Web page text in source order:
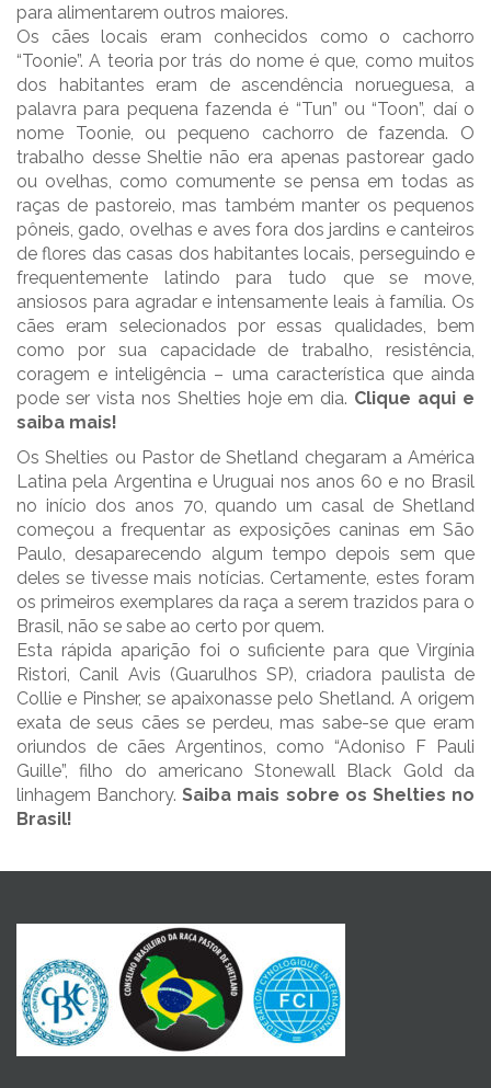
para alimentarem outros maiores.
Os cães locais eram conhecidos como o cachorro
“Toonie”. A teoria por trás do nome é que, como muitos
dos habitantes eram de ascendência norueguesa, a
palavra para pequena fazenda é “Tun” ou “Toon”, daí o
nome Toonie, ou pequeno cachorro de fazenda. O
trabalho desse Sheltie não era apenas pastorear gado
ou ovelhas, como comumente se pensa em todas as
raças de pastoreio, mas também manter os pequenos
pôneis, gado, ovelhas e aves fora dos jardins e canteiros
de flores das casas dos habitantes locais, perseguindo e
frequentemente latindo para tudo que se move,
ansiosos para agradar e intensamente leais à família. Os
cães eram selecionados por essas qualidades, bem
como por sua capacidade de trabalho, resistência,
coragem e inteligência – uma característica que ainda
pode ser vista nos Shelties hoje em dia. Clique aqui e
saiba mais!
Os Shelties ou Pastor de Shetland chegaram a América
Latina pela Argentina e Uruguai nos anos 60 e no Brasil
no início dos anos 70, quando um casal de Shetland
começou a frequentar as exposições caninas em São
Paulo, desaparecendo algum tempo depois sem que
deles se tivesse mais notícias. Certamente, estes foram
os primeiros exemplares da raça a serem trazidos para o
Brasil, não se sabe ao certo por quem.
Esta rápida aparição foi o suficiente para que Virgínia
Ristori, Canil Avis (Guarulhos SP), criadora paulista de
Collie e Pinsher, se apaixonasse pelo Shetland. A origem
exata de seus cães se perdeu, mas sabe-se que eram
oriundos de cães Argentinos, como “Adoniso F Pauli
Guille”, filho do americano Stonewall Black Gold da
linhagem Banchory.Saiba mais sobre os Shelties no
Brasil!